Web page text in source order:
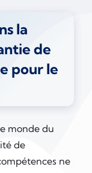
la
de
pour le
monde du
de
ne